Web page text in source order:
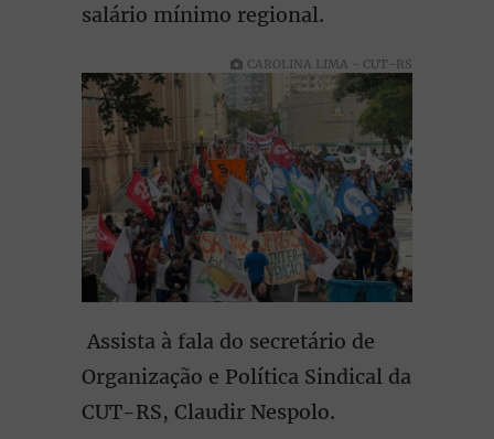
salário mínimo regional.
CAROLINA LIMA - CUT-RS
Assista à fala do secretário de
Organização e Política Sindical da
CUT-RS, Claudir Nespolo.